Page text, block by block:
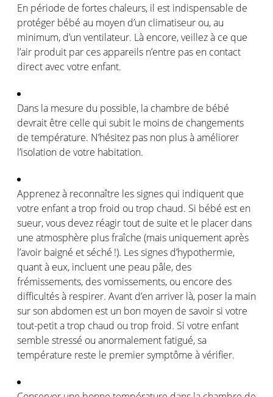
En période de fortes chaleurs, il est indispensable de
protéger bébé au moyen d’un climatiseur ou, au
minimum, d’unventilateur. Là encore,veillezà ce que
l’air produit par cesappareils n’entre pas en contact
direct avec votre enfant.
Dans la mesure du possible, la chambre de bébé
devrait être celle qui subit le moins de changements
de température. N’hésitez pas non plusàaméliorer
l’isolation de votre habitation.
Apprenezà reconnaître lessignes qui indiquent que
votre enfant a trop froid ou trop chaud. Si bébé est en
sueur,vous devez réagirtout de suite et le placer dans
une atmosphère plusfraîche (mais uniquementaprès
l’avoir baigné etséché !). Lessignes d’hypothermie,
quant à eux, incluent une peau pâle, des
frémissements, desvomissements, ou encore des
difficultésà respirer. Avant d’enarriver là, poser la main
sur son abdomen est un bon moyen de savoirsi votre
tout-petit a trop chaud ou trop froid. Si votre enfant
semble stressé ou anormalementfatigué,sa
température reste le premiersymptôme àvérifier.